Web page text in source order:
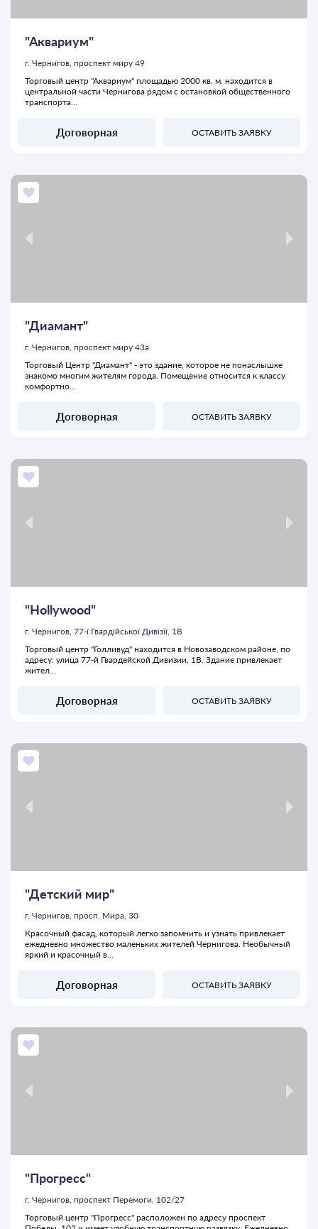
"Аквариум"
г. Чернигов, проспект миру 49
Торговый центр "Аквариум" площадью 2000 кв. м. находится в
центральной части Чернигова рядом с остановкой общественного
транспорта...
Договорная ОСТАВИТЬ ЗАЯВКУ
"Диамант"
г. Чернигов, проспект миру 43а
Торговый Центр "Диамант" - это здание, которое не понаслышке
знакомо многим жителям города. Помещение относится к классу
комфортно...
Договорная ОСТАВИТЬ ЗАЯВКУ
"Hollywood"
г. Чернигов, 77-ї Гвардійської Дивізії, 1В
Торговый центр "Голливуд" находится в Новозаводском районе, по
адресу: улица 77-й Гвардейской Дивизии, 1В. Здание привлекает
жител...
Договорная ОСТАВИТЬ ЗАЯВКУ
"Детский мир"
г. Чернигов, просп. Мира, 30
Красочный фасад, который легко запомнить и узнать привлекает
ежедневно множество маленьких жителей Чернигова. Необычный
яркий и красочный в...
Договорная ОСТАВИТЬ ЗАЯВКУ
"Прогресс"
г. Чернигов, проспект Перемоги, 102/27
Торговый центр "Прогресс" расположен по адресу проспект